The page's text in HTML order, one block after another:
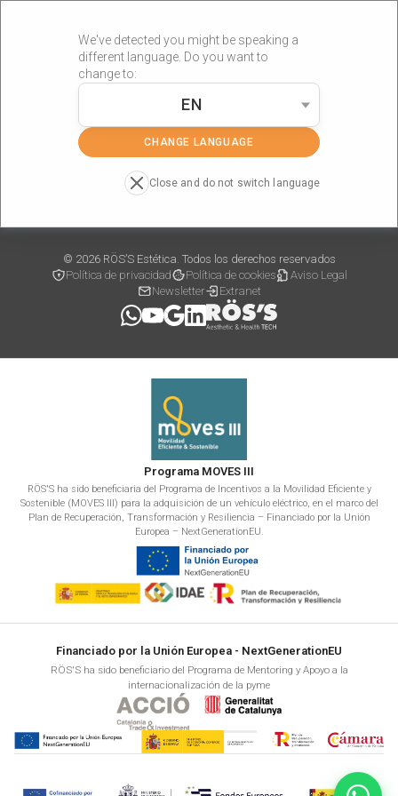
We've detected you might be speaking a
different language. Do you want to
change to:
EN
CHANGE LANGUAGE
Close and do not switch language
»
Supreme Cell
© 2026 RÖS’S Estética. Todos los derechos reservados
Política de privacidad
Política de cookies
Aviso Legal
Newsletter
Extranet
Programa MOVES III
RÖS'S ha sido beneficiaria del Programa de Incentivos a la Movilidad Eficiente y
Sostenible (MOVES III) para la adquisición de un vehículo eléctrico, en el marco del
Plan de Recuperación, Transformación y Resiliencia – Financiado por la Unión
Europea – NextGenerationEU.
Financiado por la Unión Europea - NextGenerationEU
RÖS'S ha sido beneficiario del Programa de Mentoring y Apoyo a la
internacionalización de la pyme